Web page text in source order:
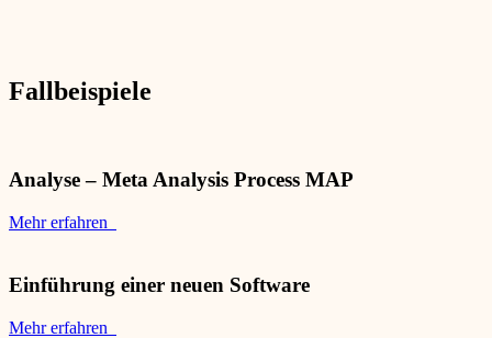
Fallbeispiele
Analyse – Meta Analysis Process MAP
Mehr erfahren
Einführung einer neuen Software
Mehr erfahren